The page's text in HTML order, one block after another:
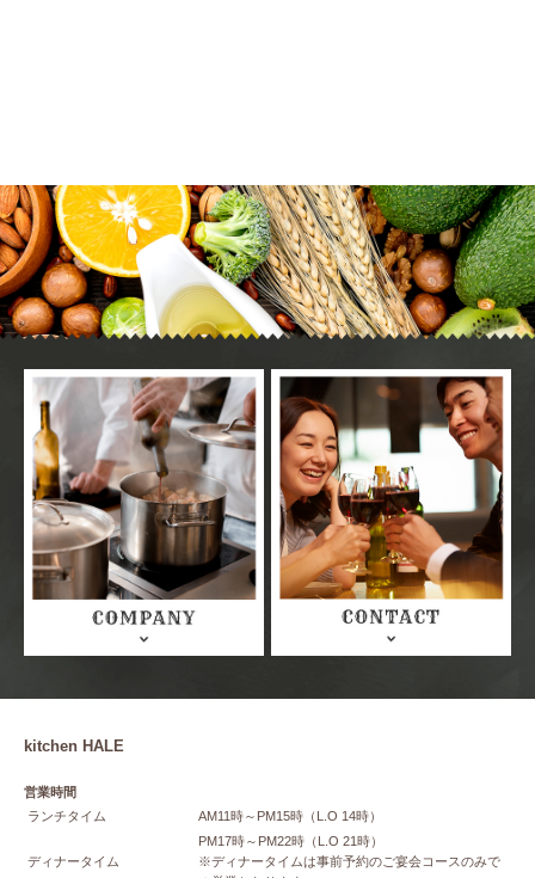
kitchen HALE
営業時間
ランチタイム
AM11時～PM15時（L.O 14時）
ディナータイム
PM17時～PM22時（L.O 21時）
※ディナータイムは事前予約のご宴会コースのみで